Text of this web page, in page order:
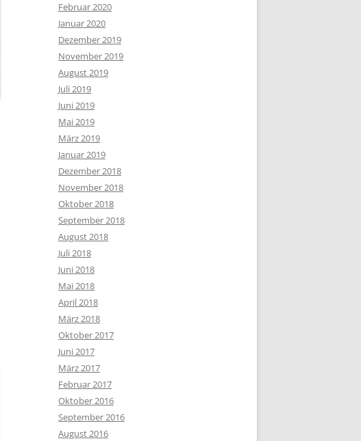
Februar 2020
Januar 2020
Dezember 2019
November 2019
August 2019
Juli 2019
Juni 2019
Mai 2019
März 2019
Januar 2019
Dezember 2018
November 2018
Oktober 2018
September 2018
August 2018
Juli 2018
Juni 2018
Mai 2018
April 2018
März 2018
Oktober 2017
Juni 2017
März 2017
Februar 2017
Oktober 2016
September 2016
August 2016